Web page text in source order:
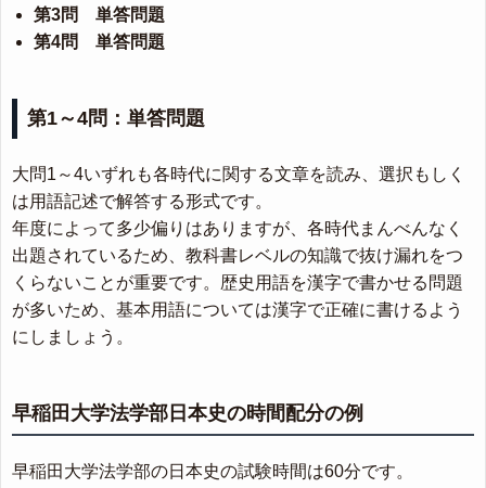
第3問 単答問題
第4問 単答問題
第1～4問：単答問題
大問1～4いずれも各時代に関する文章を読み、選択もしく
は用語記述で解答する形式です。
年度によって多少偏りはありますが、各時代まんべんなく
出題されているため、教科書レベルの知識で抜け漏れをつ
くらないことが重要です。歴史用語を漢字で書かせる問題
が多いため、基本用語については漢字で正確に書けるよう
にしましょう。
早稲田大学法学部日本史の時間配分の例
早稲田大学法学部の日本史の試験時間は60分です。